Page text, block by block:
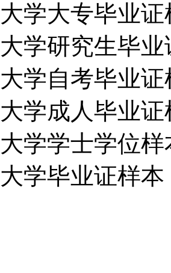
学大专毕业证
学研究生毕
学自考毕业证
学成人毕业证
学学士学位样
学毕业证样本